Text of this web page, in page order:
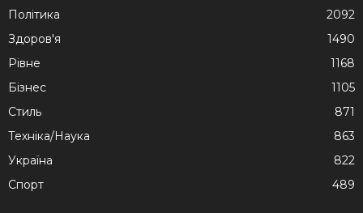
Політика
2092
Здоров'я
1490
Рівне
1168
Бізнес
1105
Стиль
871
Техніка/Наука
863
Україна
822
Спорт
489